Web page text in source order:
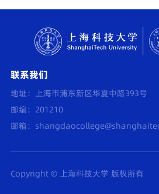
联系我们
地址：上海市浦东新区华夏中路393号
邮编：201210
邮箱：
Copyright © 上海科技大学 版权所有